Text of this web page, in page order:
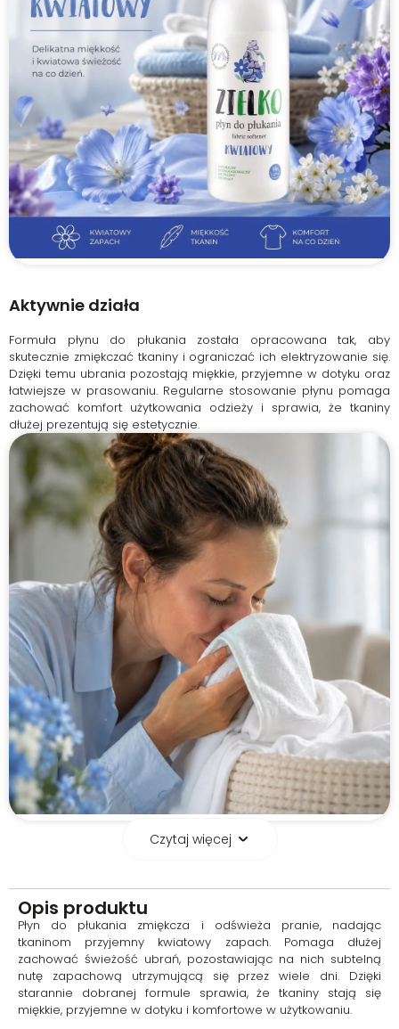
Aktywnie działa
Formuła płynu do płukania została opracowana tak, aby
skutecznie zmiękczać tkaniny i ograniczać ich elektryzowanie się.
Dzięki temu ubrania pozostają miękkie, przyjemne w dotyku oraz
łatwiejsze w prasowaniu. Regularne stosowanie płynu pomaga
zachować komfort użytkowania odzieży i sprawia, że tkaniny
dłużej prezentują się estetycznie.
Płyn do płukania skutecznie
zmiękcza tkaniny i nadaje im
przyjemny, długotrwały zapach.
Pomaga ograniczać
elektryzowanie się materiałów,
dzięki czemu ubrania są
bardziej komfortowe w noszeniu
Czytaj więcej
Opis produktu
Płyn do płukania zmiękcza i odświeża pranie, nadając
tkaninom przyjemny kwiatowy zapach. Pomaga dłużej
zachować świeżość ubrań, pozostawiając na nich subtelną
nutę zapachową utrzymującą się przez wiele dni. Dzięki
starannie dobranej formule sprawia, że tkaniny stają się
miękkie, przyjemne w dotyku i komfortowe w użytkowaniu.